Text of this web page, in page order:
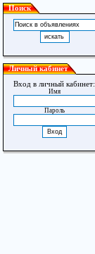
Поиск
Личный кабинет
Вход в личный кабинет:
Имя
Пароль